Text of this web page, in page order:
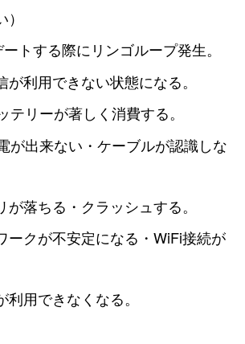
トする際にリンゴループ発生。
が利用できない状態になる。
テリーが著しく消費する。
が出来ない・ケーブルが認識しな
が落ちる・クラッシュする。
ークが不安定になる・WiFi接続が
利用できなくなる。